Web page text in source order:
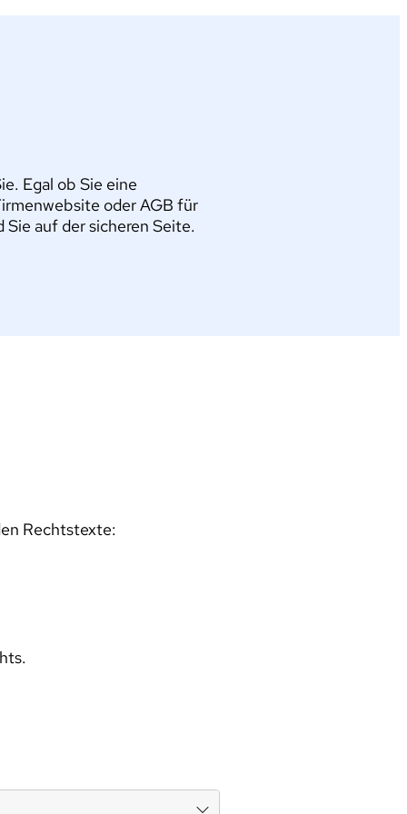
Egal ob Sie eine
oder AGB für
auf der sicheren Seite.
Rechtstexte: